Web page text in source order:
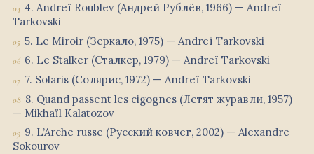
4. Andreï Roublev (Андрей Рублёв, 1966) — Andreï
Tarkovski
5. Le Miroir (Зеркало, 1975) — Andreï Tarkovski
6. Le Stalker (Сталкер, 1979) — Andreï Tarkovski
7. Solaris (Солярис, 1972) — Andreï Tarkovski
8. Quand passent les cigognes (Летят журавли, 1957)
— Mikhaïl Kalatozov
9. L’Arche russe (Русский ковчег, 2002) — Alexandre
Sokourov